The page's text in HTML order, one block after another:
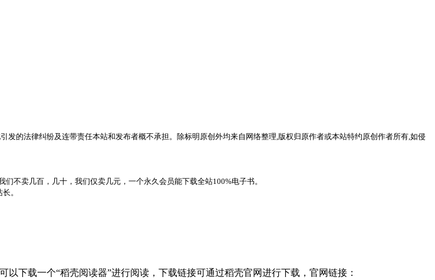
的法律纠纷及连带责任本站和发布者概不承担。除标明原创外均来自网络整理,版权归原作者或本站特约原创作者所有,如侵
不卖几百，几十，我们仅卖几元，一个永久会员能下载全站100%电子书。
。
下载一个“稻壳阅读器”进行阅读，下载链接可通过稻壳官网进行下载，官网链接：